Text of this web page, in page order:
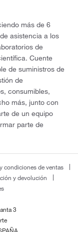
más de 6
asistencia a los
de
Cuente
de suministros de
de
consumibles,
más, junto con
de un equipo
parte de
condiciones de ventas
y devolución
3